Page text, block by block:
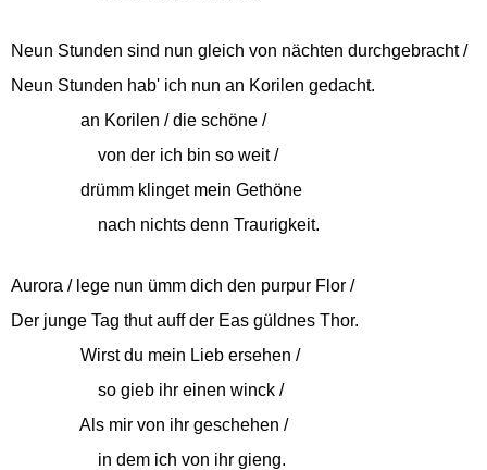
Neun Stunden sind nun gleich von nächten durchgebracht /
Neun Stunden hab' ich nun an Korilen gedacht.
an Korilen / die schöne /
von der ich bin so weit /
drümm klinget mein Gethöne
nach nichts denn Traurigkeit.
Aurora / lege nun ümm dich den purpur Flor /
Der junge Tag thut auff der Eas güldnes Thor.
Wirst du mein Lieb ersehen /
so gieb ihr einen winck /
Als mir von ihr geschehen /
in dem ich von ihr gieng.